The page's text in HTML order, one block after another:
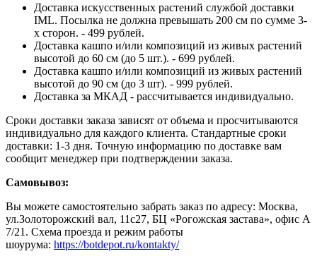
Доставка искусственных растений службой доставки
IML. Посылка не должна превышать 200 см по сумме 3-
х сторон. - 499 рублей.
Доставка кашпо и/или композиций из живых растений
высотой до 60 см (до 5 шт.). - 699 рублей.
Доставка кашпо и/или композиций из живых растений
высотой до 90 см (до 3 шт). - 999 рублей.
Доставка за МКАД - рассчитывается индивидуально.
Сроки доставки заказа зависят от объема и просчитываются
индивидуально для каждого клиента. Стандартные сроки
доставки: 1-3 дня. Точную информацию по доставке вам
сообщит менеджер при подтверждении заказа.
Самовывоз:
Вы можете самостоятельно забрать заказ по адресу: Москва,
ул.Золоторожский вал, 11с27, БЦ «Рогожская застава», офис А
7/21. Схема проезда и режим работы
шоурума: https://botdepot.ru/kontakty/